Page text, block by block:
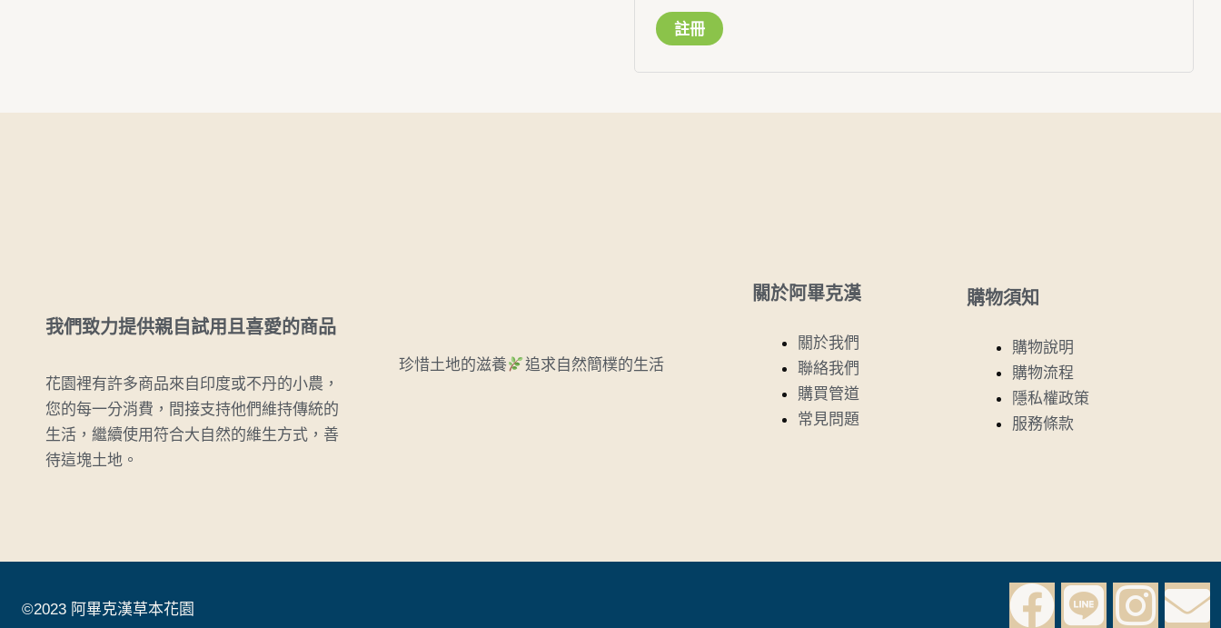
註冊
我們致力提供親自試用且喜愛的商品
花園裡有許多商品來自印度或不丹的小農，
您的每一分消費，間接支持他們維持傳統的
生活，繼續使用符合大自然的維生方式，善
待這塊土地。
珍惜土地的滋養 追求自然簡樸的生活
關於阿畢克漢
關於我們
聯絡我們
購買管道
常見問題
購物須知
購物說明
購物流程
隱私權政策
服務條款
©2023 阿畢克漢草本花園
F L I
E